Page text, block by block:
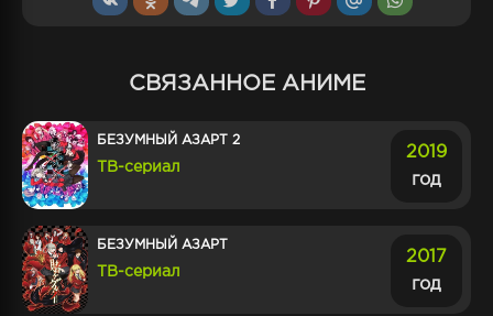
СВЯЗАННОЕ АНИМЕ
БЕЗУМНЫЙ АЗАРТ 2
ТВ-сериал
2019
год
БЕЗУМНЫЙ АЗАРТ
ТВ-сериал
2017
год